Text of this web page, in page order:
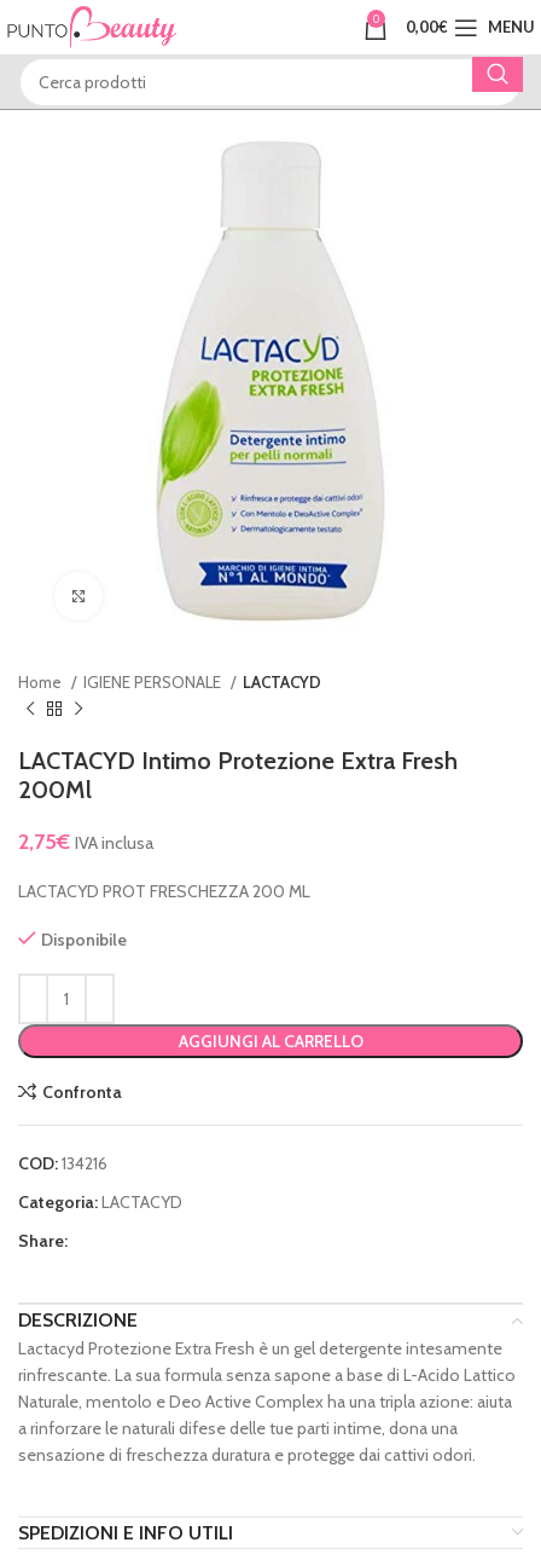
0 0,00€ MENU
Clicca per ingrandire
Home IGIENE PERSONALE LACTACYD
LACTACYD Intimo Protezione Extra Fresh
200Ml
2,75€ IVA inclusa
LACTACYD PROT FRESCHEZZA 200 ML
Disponibile
AGGIUNGI AL CARRELLO
Confronta
COD:134216
Categoria:LACTACYD
Share:
DESCRIZIONE
Lactacyd Protezione Extra Fresh è un gel detergente intesamente
rinfrescante. La sua formula senza sapone a base di L-Acido Lattico
Naturale, mentolo e Deo Active Complex ha una tripla azione: aiuta
a rinforzare le naturali difese delle tue parti intime, dona una
sensazione di freschezza duratura e protegge dai cattivi odori.
SPEDIZIONI E INFO UTILI